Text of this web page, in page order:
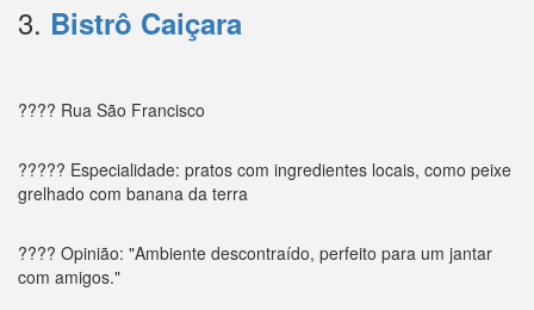
3. Bistrô Caiçara
???? Rua São Francisco
????? Especialidade: pratos com ingredientes locais, como peixe
grelhado com banana da terra
???? Opinião: "Ambiente descontraído, perfeito para um jantar
com amigos."